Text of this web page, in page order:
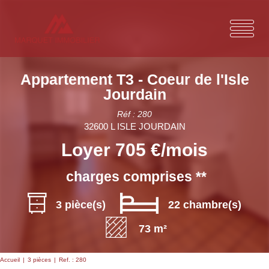
Appartement T3 - Coeur de l'Isle
Jourdain
Réf : 280
32600 L ISLE JOURDAIN
Loyer 705 €/mois
charges comprises **
3 pièce(s)
22 chambre(s)
73 m²
Accueil 3 pièces Ref. : 280